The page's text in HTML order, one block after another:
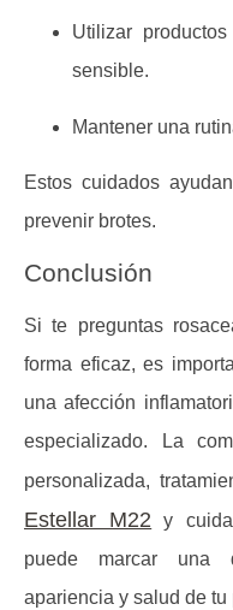
Utilizar
sensible.
Mantener una
Estos cuidados
prevenir brotes.
Conclusión
Si te preguntas
forma eficaz, es
una afección
especializado. La
personalizada,
Estellar M22 y
puede marcar una
apariencia y salud de tu